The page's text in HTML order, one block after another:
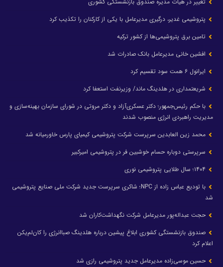
پتروشیمی غدیر، درگیری مدیرعامل با یکی از کارکنان را تکذیب کرد
تامین برق پتروشیمی‌ها از کشور ترکیه
افشین خانی مدیرعامل بانک صادرات شد
ایرانول ۶ همت سود تقسیم کرد
شریعتمداری در هلدینگ ماند/ وزیرنفت استعفا کرد
با حکم رئیس‌جمهور؛ دکتر عسکری‌آزاد و دکتر مروتی در شورای سازمان بهینه‌سازی و
مدیریت راهبردی انرژی منصوب شدند
محمد زین العابدین سرپرست شرکت پتروشیمی کیمیای پارس خاورمیانه شد
سرپرستی دوباره حسام خوشبین فر در پتروشیمی امیرکبیر
با تودیع عباس زاده از NPC؛ شاکری سرپرست جدید شرکت ملی صنایع پتروشیمی
شد
حجت عبداله‌پور مدیرعامل شرکت نگهداشت‌کاران شد
صندوق بازنشستگی کشوری ابلاغ پیشین درباره هلدینگ صباانرژی را کان‌لم‌یکن
اعلام کرد
حسین موسی‌زاده مدیرعامل جدید پتروشیمی رازی شد